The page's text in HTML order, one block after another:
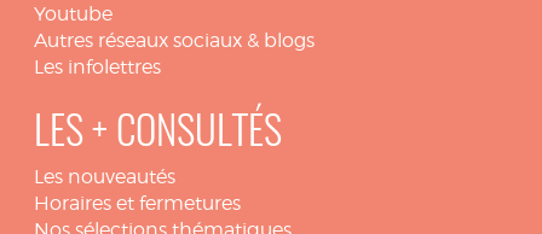
Youtube
Autres réseaux sociaux & blogs
Les infolettres
LES + CONSULTÉS
Les nouveautés
Horaires et fermetures